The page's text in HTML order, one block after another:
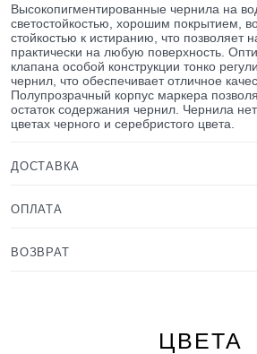
Высокопигментированные чернила на
светостойкостью, хорошим покрытием,
стойкостью к истиранию, что позволяет
практически на любую поверхность.
клапана особой конструкции тонко
чернил, что обеспечивает отличное
Полупрозрачный корпус маркера
остаток содержания чернил. Чернила
цветах черного и серебристого цвета.
ДОСТАВКА
ОПЛАТА
ВОЗВРАТ
ЦВЕТА